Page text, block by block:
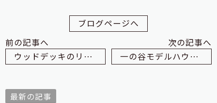
ブログページへ
前の記事へ
ウッドデッキのリフォーム・Before/After
次の記事へ
一の谷モデルハウス 基礎編
最新の記事